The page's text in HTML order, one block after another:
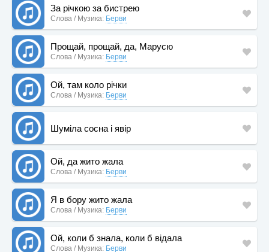
За річкою за бистрею
Слова / Музика: Берви
Прощай, прощай, да, Марусю
Слова / Музика: Берви
Ой, там коло річки
Слова / Музика: Берви
Шуміла сосна і явір
Ой, да жито жала
Слова / Музика: Берви
Я в бору жито жала
Слова / Музика: Берви
Ой, коли б знала, коли б відала
Слова / Музика: Берви